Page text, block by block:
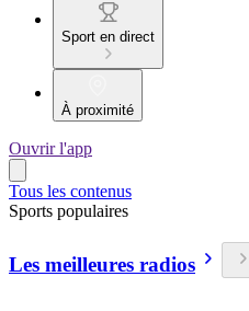
Sport en direct
À proximité
Ouvrir l'app
Tous les contenus
Sports populaires
Les meilleures radios